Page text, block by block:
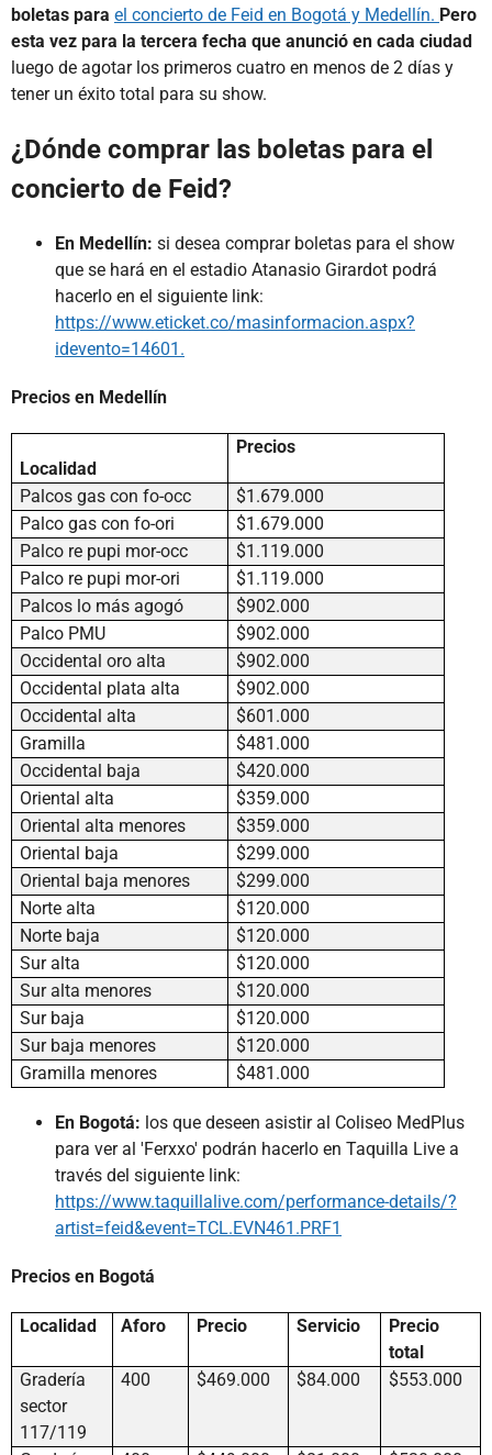
boletas para el concierto de Feid en Bogotá y Medellín. Pero
esta vez para la tercera fecha que anunció en cada ciudad
luego de agotar los primeros cuatro en menos de 2 días y
tener un éxito total para su show.
¿Dónde comprar las boletas para el
concierto de Feid?
En Medellín: si desea comprar boletas para el show
que se hará en el estadio Atanasio Girardot podrá
hacerlo en el siguiente link:
https://www.eticket.co/masinformacion.aspx?
idevento=14601.
Precios en Medellín
Localidad
Precios
Palcos gas con fo-occ
$1.679.000
Palco gas con fo-ori
$1.679.000
Palco re pupi mor-occ
$1.119.000
Palco re pupi mor-ori
$1.119.000
Palcos lo más agogó
$902.000
Palco PMU
$902.000
Occidental oro alta
$902.000
Occidental plata alta
$902.000
Occidental alta
$601.000
Gramilla
$481.000
Occidental baja
$420.000
Oriental alta
$359.000
Oriental alta menores
$359.000
Oriental baja
$299.000
Oriental baja menores
$299.000
Norte alta
$120.000
Norte baja
$120.000
Sur alta
$120.000
Sur alta menores
$120.000
Sur baja
$120.000
Sur baja menores
$120.000
Gramilla menores
$481.000
En Bogotá: los que deseen asistir al Coliseo MedPlus
para ver al 'Ferxxo' podrán hacerlo en Taquilla Live a
través del siguiente link:
https://www.taquillalive.com/performance-details/?
artist=feid&event=TCL.EVN461.PRF1
Precios en Bogotá
Localidad Aforo Precio Servicio
Precio
total
Gradería
sector
117/119
400 $469.000 $84.000 $553.000